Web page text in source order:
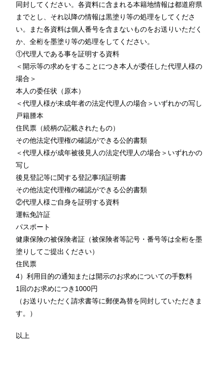
同封してください。各資料に含まれる本籍地情報は都道府県
までとし、それ以降の情報は黒塗り等の処理をしてくださ
い。また各資料は個人番号を含まないものをお送りいただく
か、全桁を墨塗り等の処理をしてください。
①代理人である事を証明する資料
＜開示等の求めをすることにつき本人が委任した代理人様の
場合＞
本人の委任状（原本）
＜代理人様が未成年者の法定代理人の場合＞いずれかの写し
戸籍謄本
住民票（続柄の記載されたもの）
その他法定代理権の確認ができる公的書類
＜代理人様が成年被後見人の法定代理人の場合＞いずれかの
写し
後見登記等に関する登記事項証明書
その他法定代理権の確認ができる公的書類
②代理人様ご自身を証明する資料
運転免許証
パスポート
健康保険の被保険者証（被保険者等記号・番号等は全桁を墨
塗りしてご提出ください）
住民票
4）利用目的の通知または開示のお求めについての手数料
1回のお求めにつき1000円
（お送りいただく請求書等に郵便為替を同封していただきま
す。）
以上